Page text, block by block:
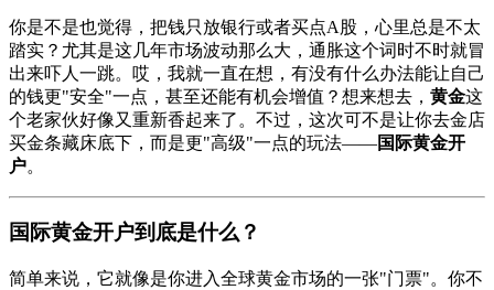
你是不是也觉得，把钱只放银行或者买点A股，心里总是不太
踏实？尤其是这几年市场波动那么大，通胀这个词时不时就冒
出来吓人一跳。哎，我就一直在想，有没有什么办法能让自己
的钱更"安全"一点，甚至还能有机会增值？想来想去， 黄金这
个老家伙好像又重新香起来了。不过，这次可不是让你去金店
买金条藏床底下，而是更"高级"一点的玩法——国际黄金开
户。
国际黄金开户到底是什么？
简单来说，它就像是你进入全球黄金市场的一张"门票"。你不